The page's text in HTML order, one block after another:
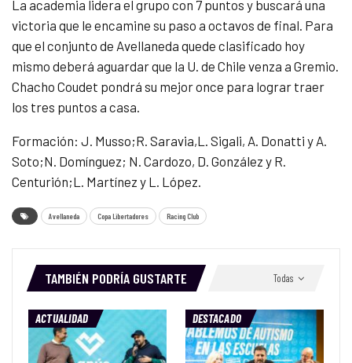
La academia lidera el grupo con 7 puntos y buscará una
victoria que le encamine su paso a octavos de final. Para
que el conjunto de Avellaneda quede clasificado hoy
mismo deberá aguardar que la U. de Chile venza a Gremio.
Chacho Coudet pondrá su mejor once para lograr traer
los tres puntos a casa.
Formación: J. Musso;R. Saravia,L. Sigali, A. Donatti y A.
Soto;N. Domínguez; N. Cardozo, D. González y R.
Centurión;L. Martínez y L. López.
Avellaneda Copa Libertadores Racing Club
Todas
TAMBIÉN PODRÍA GUSTARTE
ACTUALIDAD DESTACADO